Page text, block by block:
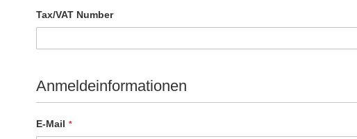
Tax/VAT Number
Anmeldeinformationen
E-Mail